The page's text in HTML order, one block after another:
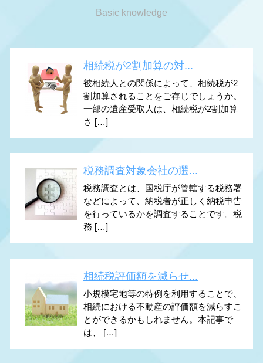
Basic knowledge
相続税が2割加算の対...
被相続人との関係によって、相続税が2
割加算されることをご存じでしょうか。
一部の遺産受取人は、相続税が2割加算
さ […]
税務調査対象会社の選...
税務調査とは、国税庁が管轄する税務署
などによって、納税者が正しく納税申告
を行っているかを調査することです。税
務 […]
相続税評価額を減らせ...
小規模宅地等の特例を利用することで、
相続における不動産の評価額を減らすこ
とができるかもしれません。本記事で
は、 […]